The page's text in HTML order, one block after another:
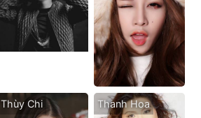
Thùy Chi Thanh Hoa